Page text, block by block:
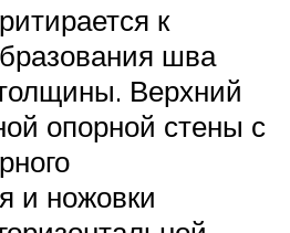
к
шва
Верхний
опорной стены с
и ножовки